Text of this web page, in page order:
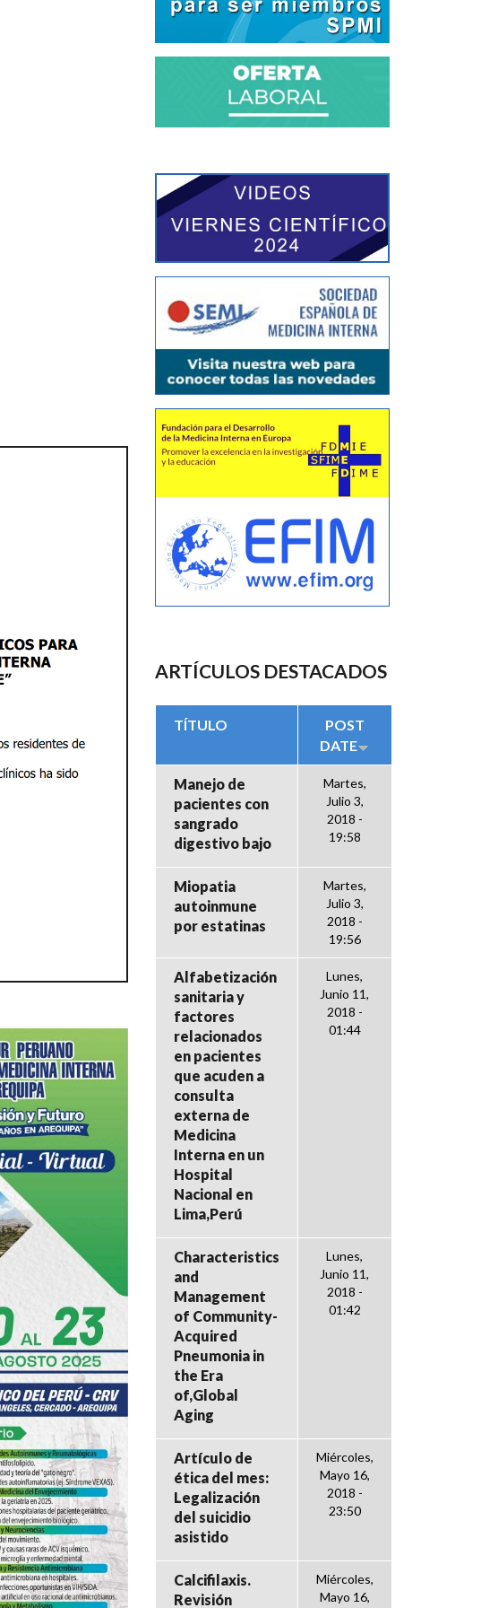
ARTÍCULOS DESTACADOS
TÍTULO
POST
DATE
Manejo de
pacientes con
sangrado
digestivo bajo
Martes,
Julio 3,
2018 -
19:58
Miopatia
autoinmune
por estatinas
Martes,
Julio 3,
2018 -
19:56
Alfabetización
sanitaria y
factores
relacionados
en pacientes
que acuden a
consulta
externa de
Medicina
Interna en un
Hospital
Nacional en
Lima,Perú
Lunes,
Junio 11,
2018 -
01:44
Characteristics
and
Management
of Community-
Acquired
Pneumonia in
the Era
of,Global
Aging
Lunes,
Junio 11,
2018 -
01:42
Artículo de
ética del mes:
Legalización
del suicidio
asistido
Miércoles,
Mayo 16,
2018 -
23:50
Calcifilaxis.
Revisión
Miércoles,
Mayo 16,